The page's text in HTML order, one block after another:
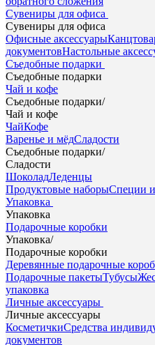
Сувениры для офиса
Сувениры для офиса
Офисные аксессуары
документовНастольные
Съедобные подарки
Съедобные подарки
Чай и кофе
Съедобные подарки/
Чай и кофе
ЧайКофе
Варенье и мёдСладости
Съедобные подарки/
Сладости
ШоколадЛеденцы
Продуктовые наборыСпеции
Упаковка
Упаковка
Подарочные коробки
Упаковка/
Подарочные коробки
Деревянные подарочные
Подарочные пакетыТубусы
упаковка
Личные аксессуары
Личные аксессуары
КосметичкиСредства
документов